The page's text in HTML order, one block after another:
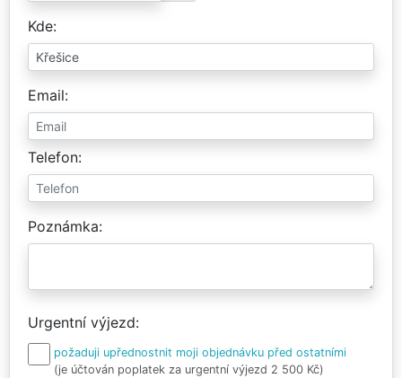
Kde
Email
Telefon
Poznámka
Urgentní výjezd
požaduji upřednostnit moji objednávku před ostatními
(je účtován poplatek za urgentní výjezd 2 500 Kč)